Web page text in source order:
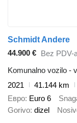
Schmidt Andere
44.900 € Bez PDV-
Komunalno vozilo -
2021
41.144 km
Евро Euro 6
Gorivo dizel